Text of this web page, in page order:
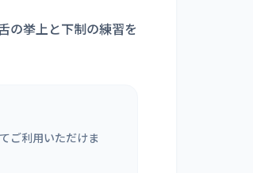
の挙上と下制の練習を
ご利用いただけま